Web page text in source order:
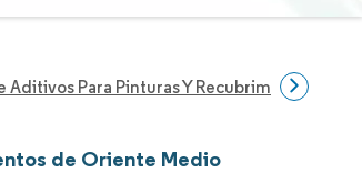
Aditivos Para Pinturas Y Recubrimientos De
de Oriente Medio